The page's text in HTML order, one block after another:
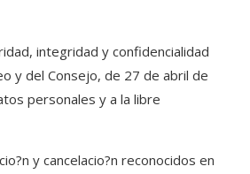
integridad y confidencialidad
y del Consejo, de 27 de abril de
personales y a la libre
y cancelacio?n reconocidos en